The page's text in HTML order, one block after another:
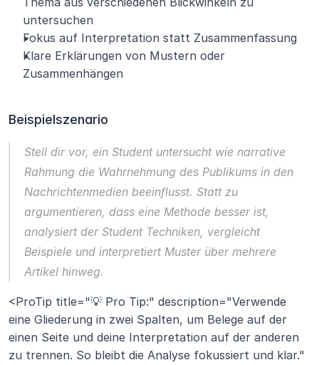
untersuchen
Fokus auf Interpretation statt Zusammenfassung
Klare Erklärungen von Mustern oder
Zusammenhängen
Beispielszenario
Stell dir vor, ein Student untersucht wie narrative
Rahmung die Wahrnehmung des Publikums in den
Nachrichtenmedien beeinflusst. Statt zu
argumentieren, dass eine Methode besser ist,
analysiert der Student Techniken, vergleicht
Beispiele und interpretiert Muster über mehrere
Artikel hinweg.
<ProTip title="💡 Pro Tip:" description="Verwende
eine Gliederung in zwei Spalten, um Belege auf der
einen Seite und deine Interpretation auf der anderen
zu trennen. So bleibt die Analyse fokussiert und klar."